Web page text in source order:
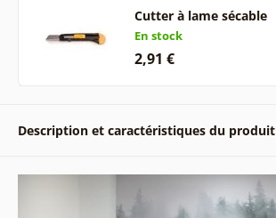
Cutter à lame sécable
En stock
2,91 €
Description et caractéristiques du produit